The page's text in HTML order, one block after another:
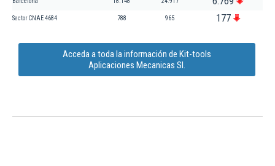
Sector CNAE 4684 788 965 177
Acceda a toda la información de Kit-tools
Aplicaciones Mecanicas Sl.